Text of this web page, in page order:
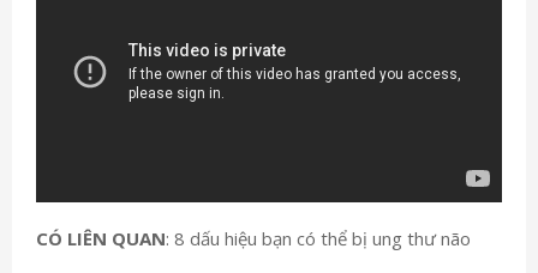
CÓ LIÊN QUAN: 8 dấu hiệu bạn có thể bị ung thư não